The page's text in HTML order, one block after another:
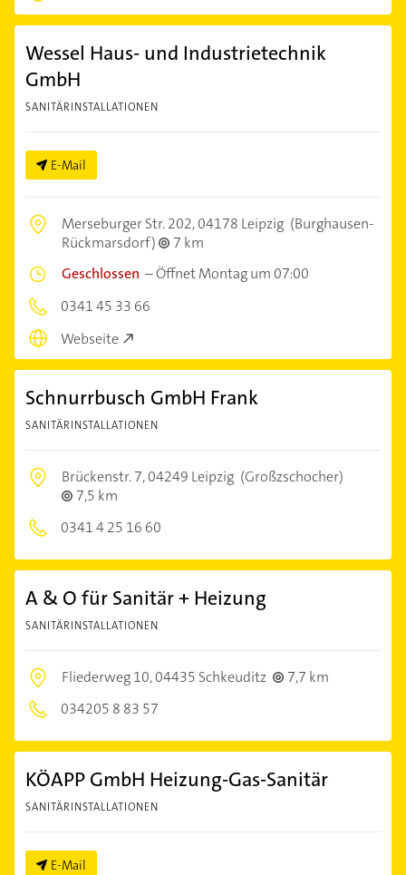
Wessel Haus- und Industrietechnik
GmbH
SANITÄRINSTALLATIONEN
E-Mail
Merseburger Str. 202,04178 Leipzig (Burghausen-
Rückmarsdorf)
7 km
Geschlossen –Öffnet Montag um 07:00
0341 45 33 66
Webseite
Schnurrbusch GmbH Frank
SANITÄRINSTALLATIONEN
Brückenstr. 7,04249 Leipzig (Großzschocher)
7,5 km
0341 4 25 16 60
A & O für Sanitär + Heizung
SANITÄRINSTALLATIONEN
Fliederweg 10,04435 Schkeuditz
7,7 km
034205 8 83 57
KÖAPP GmbH Heizung-Gas-Sanitär
SANITÄRINSTALLATIONEN
E-Mail